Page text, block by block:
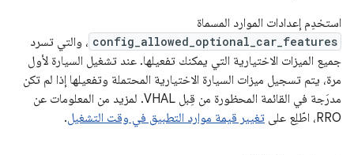
استخدِم إعدادات الموارد المسماة
config_allowed_optional_car_features ، والتي تسرد
جميع الميزات الاختيارية التي يمكنك تفعيلها. عند تشغيل السيارة لأول
مرة، يتم تسجيل ميزات السيارة الاختيارية المحتملة وتفعيلها إذا لم تكن
مدرَجة في القائمة المحظورة من قِبل VHAL. لمزيد من المعلومات عن
RRO، اطّلِع على
تغيير قيمة موارد التطبيق في وقت التشغيل.